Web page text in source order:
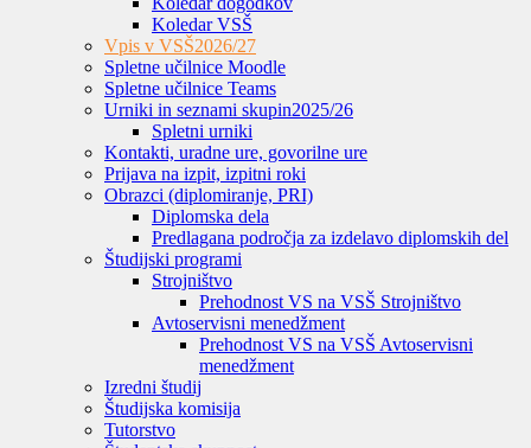
Koledar VSŠ
Vpis v VSŠ2026/27
Spletne učilnice Moodle
Spletne učilnice Teams
Urniki in seznami skupin2025/26
Spletni urniki
Kontakti, uradne ure, govorilne ure
Prijava na izpit, izpitni roki
Obrazci (diplomiranje, PRI)
Diplomska dela
Predlagana področja za izdelavo diplomskih del
Študijski programi
Strojništvo
Prehodnost VS na VSŠ Strojništvo
Avtoservisni menedžment
Prehodnost VS na VSŠ Avtoservisni
menedžment
Izredni študij
Študijska komisija
Tutorstvo